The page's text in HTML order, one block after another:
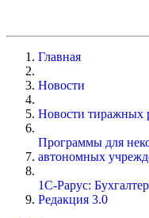
Главная
Новости
Новости тиражных
Программы для
автономных
1С-Рарус:
Редакция 3.0